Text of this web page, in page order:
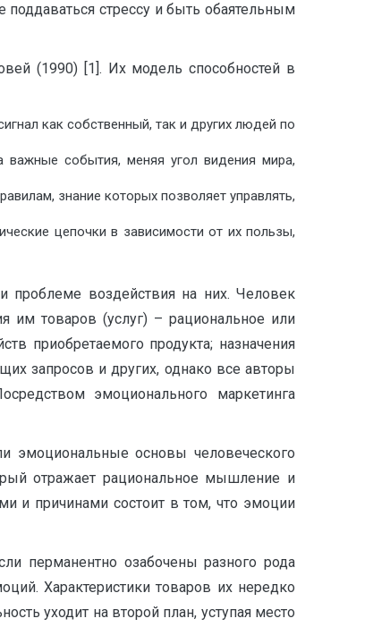
стрессу и быть обаятельным
(1990) [1]. Их модель способностей в
как собственный, так и других людей по
важные события, меняя угол видения мира,
знание которых позволяет управлять,
цепочки в зависимости от их пользы,
воздействия на них. Человек
им товаров (услуг) – рациональное или
приобретаемого продукта; назначения
запросов и других, однако все авторы
эмоционального маркетинга
эмоциональные основы человеческого
отражает рациональное мышление и
и причинами состоит в том, что эмоции
перманентно озабочены разного рода
Характеристики товаров их нередко
уходит на второй план, уступая место